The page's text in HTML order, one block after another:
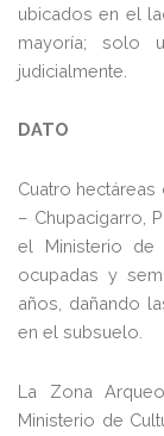
ubicados en el
mayoría; solo
judicialmente.
DATO
Cuatro
– Chupacigarro,
el Ministerio
ocupadas y
años, dañando
en el subsuelo.
La Zona
Ministerio de